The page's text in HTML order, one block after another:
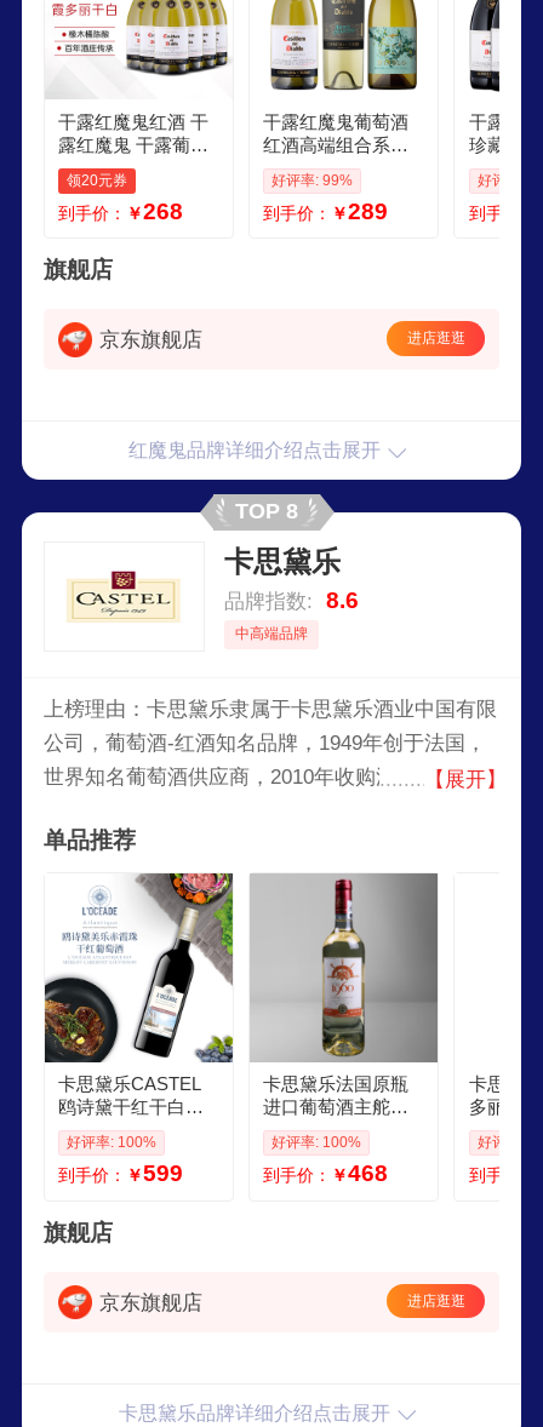
干露红魔鬼红酒 干
露红魔鬼 干露葡萄
酒 智利进口红葡萄
酒送礼 夏多内霞多
丽干白750ml6原箱
领20元券
到手价： ￥268
干露红魔鬼葡萄酒
红酒高端组合系列
干红干白套装750ml
3支组合装 魔尊魔神
珍藏霞多丽
好评率: 99%
到手价： ￥289
干露红
珍藏系
萄酒
瓶进口
请 黑皮
好评率:
到手价：
旗舰店
京东旗舰店 进店逛逛
红魔鬼品牌详细介绍点击展开
TOP 8
卡思黛乐
品牌指数: 8.6
中高端品牌
上榜理由：卡思黛乐隶属于卡思黛乐酒业中国有限
公司，葡萄酒-红酒知名品牌，1949年创于法国，
世界知名葡萄酒供应商，2010年收购波尔多最古老
家拥有悠久历史和丰富经验的葡萄酒生产商，卡思
黛乐酒业不仅因其优质的产品而受到消费者的青
睐，同时也因其对传统酿酒技艺的坚持和对创新的
追求而得到业界的认可。
【展开】
单品推荐
卡思黛乐CASTEL
鸥诗黛干红干白葡
萄酒1瓶750ml年份
属性随机发货 干红
葡萄酒
好评率: 100%
到手价： ￥599
卡思黛乐法国原瓶
进口葡萄酒主舵者
系列1瓶750ml 主舵
者1960霞多丽干白
葡萄酒纸盒
好评率: 100%
到手价： ￥468
卡思黛
多丽干
份随机
好评率:
到手价：
旗舰店
京东旗舰店 进店逛逛
卡思黛乐品牌详细介绍点击展开